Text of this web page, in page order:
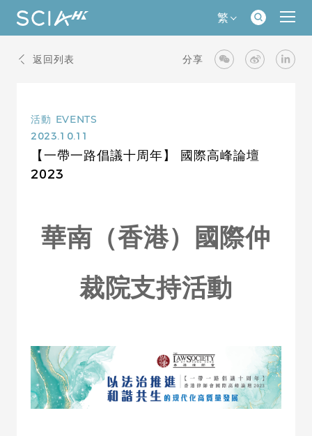
繁
返回列表 分享
活動 EVENTS
2023.10.11
【一帶一路倡議十周年】 國際高峰論壇
2023
華南（香港）國際仲
裁院支持活動